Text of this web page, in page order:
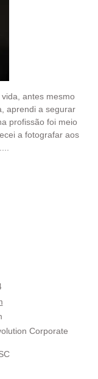
antes mesmo
aprendi a segurar
profissão foi meio
a fotografar aos
Corporate